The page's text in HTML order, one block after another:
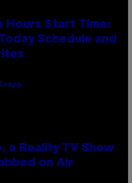
Hours Start Time:
Schedule and
a Reality TV Show
on Air